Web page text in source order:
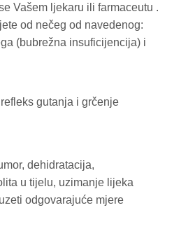
Vašem ljekaru ili farmaceutu .
od nečeg od navedenog:
(bubrežna insuficijencija) i
gutanja i grčenje
dehidratacija,
u tijelu, uzimanje lijeka
odgovarajuće mjere